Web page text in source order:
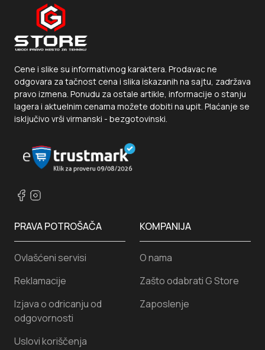
Kanta za otpatke INOX 45 lit (visina 650mm, prečnik 315mm)
4.545
Dodaj u korpu
Privezak za ključeve pvc